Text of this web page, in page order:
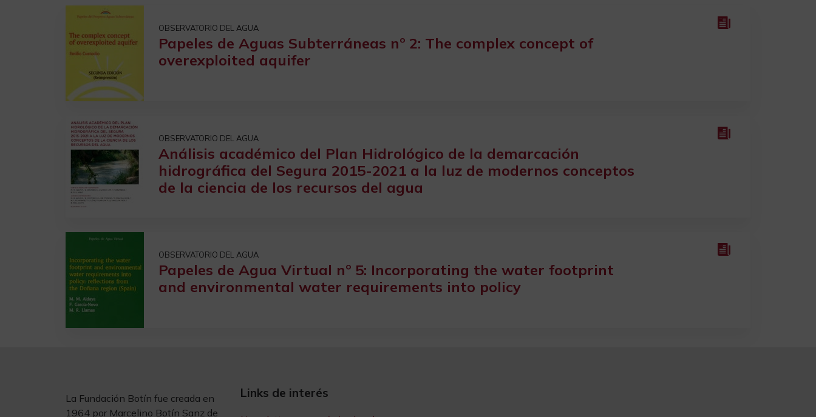
OBSERVATORIO DEL AGUA
Papeles de Aguas Subterráneas nº 2: The complex concept of
overexploited aquifer
OBSERVATORIO DEL AGUA
Análisis académico del Plan Hidrológico de la demarcación
hidrográfica del Segura 2015-2021 a la luz de modernos conceptos
de la ciencia de los recursos del agua
OBSERVATORIO DEL AGUA
Papeles de Agua Virtual nº 5: Incorporating the water footprint
and environmental water requirements into policy
La Fundación Botín fue creada en
1964 por Marcelino Botín Sanz de
Links de interés